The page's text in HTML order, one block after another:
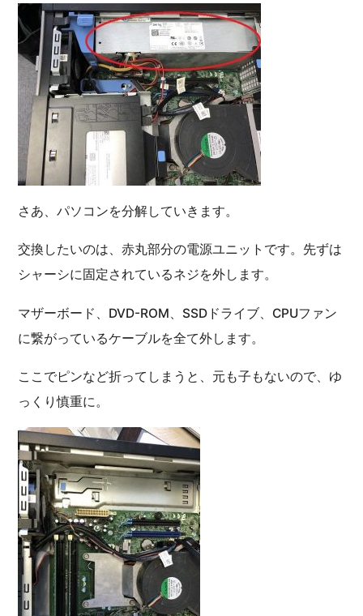
さあ、パソコンを分解していきます。
交換したいのは、赤丸部分の電源ユニットです。先ずは
シャーシに固定されているネジを外します。
マザーボード、DVD-ROM、SSDドライブ、CPUファン
に繋がっているケーブルを全て外します。
ここでピンなど折ってしまうと、元も子もないので、ゆ
っくり慎重に。